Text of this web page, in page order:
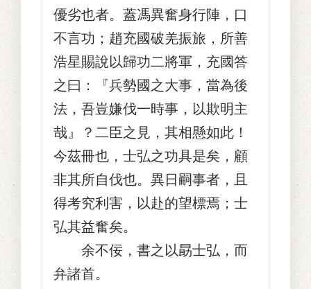
優劣也者。蓋馮異奮身行陣，口
不言功；趙充國破羌振旅，所善
浩星賜說以歸功二將軍，充國答
之曰：『兵勢國之大事，當為後
法，吾豈嫌伐一時事，以欺明主
哉』？二臣之見，其相懸如此！
今茲冊也，士弘之功具是矣，顧
非其所自伐也。異日嗣事者，且
得考究利害，以赴的望標焉；士
弘其益奮矣。
余不佞，書之以勗士弘，而
弁諸首。